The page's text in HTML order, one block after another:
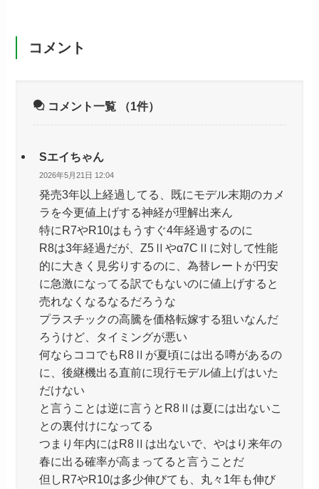
コメント
コメント一覧 （1件）
Sエイちゃん
2026年5月21日 12:04
発売3年以上経過してる、既にモデル末期のカメ
ラを今更値上げする神経が理解出来ん
特にR7やR10はもうすぐ4年経過するのに
R8は3年経過だが、Z5Ⅱやα7CⅡに対して性能
的に大きく見劣りするのに、為替レートが円安
に急激になってる訳でもないのに値上げすると
売れなくなるなるだろうな
プラスチックの高騰を価格転嫁する狙いなんだ
ろうけど、タイミングが悪い
何ならココでもR8Ⅱが夏頃には出る噂があるの
に、後継機出る直前に現行モデル値上げはいた
だけない
と言うことは逆に言うとR8Ⅱは夏には出ないこ
との裏付けになってる
つまり年内にはR8Ⅱは出ないで、やはり来年の
春に出る確率が高まってると言うことだ
但しR7やR10は多少伸びても、丸々1年も伸び